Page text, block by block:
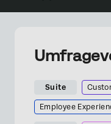
Suite
Employee